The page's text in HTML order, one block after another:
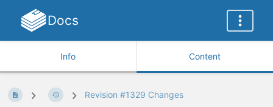
Docs
Info Content
Revision #1329 Changes